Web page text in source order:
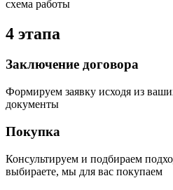
схема работы
4 этапа
Заключение договора
Формируем заявку исходя из
документы
Покупка
Консультируем и подбираем
выбираете, мы для вас покупаем